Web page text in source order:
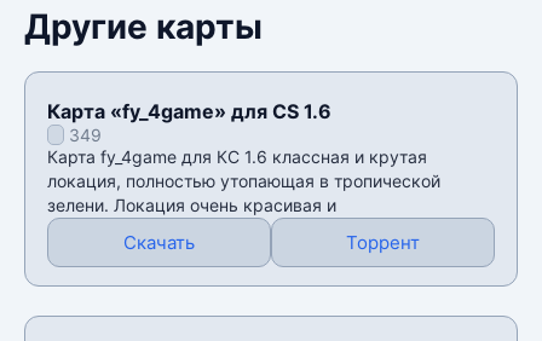
Другие карты
Карта «fy_4game» для CS 1.6
349
Карта fy_4game для КС 1.6 классная и крутая
локация, полностью утопающая в тропической
зелени. Локация очень красивая и
Скачать Торрент